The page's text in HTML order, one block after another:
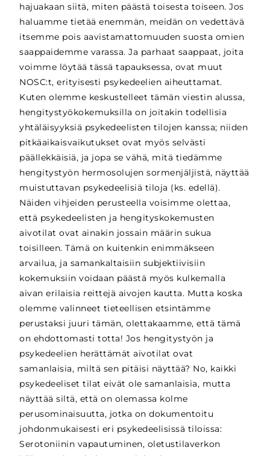
hajuakaan siitä, miten päästä toisesta toiseen. Jos
haluamme tietää enemmän, meidän on vedettävä
itsemme pois aavistamattomuuden suosta omien
saappaidemme varassa. Ja parhaat saappaat, joita
voimme löytää tässä tapauksessa, ovat muut
NOSC:t, erityisesti psykedeelien aiheuttamat.
Kuten olemme keskustelleet tämän viestin alussa,
hengitystyökokemuksilla on joitakin todellisia
yhtäläisyyksiä psykedeelisten tilojen kanssa; niiden
pitkäaikaisvaikutukset ovat myös selvästi
päällekkäisiä, ja jopa se vähä, mitä tiedämme
hengitystyön hermosolujen sormenjäljistä, näyttää
muistuttavan psykedeelisiä tiloja (ks. edellä).
Näiden vihjeiden perusteella voisimme olettaa,
että psykedeelisten ja hengityskokemusten
aivotilat ovat ainakin jossain määrin sukua
toisilleen. Tämä on kuitenkin enimmäkseen
arvailua, ja samankaltaisiin subjektiivisiin
kokemuksiin voidaan päästä myös kulkemalla
aivan erilaisia reittejä aivojen kautta. Mutta koska
olemme valinneet tieteellisen etsintämme
perustaksi juuri tämän, olettakaamme, että tämä
on ehdottomasti totta! Jos hengitystyön ja
psykedeelien herättämät aivotilat ovat
samanlaisia, miltä sen pitäisi näyttää? No, kaikki
psykedeeliset tilat eivät ole samanlaisia, mutta
näyttää siltä, että on olemassa kolme
perusominaisuutta, jotka on dokumentoitu
johdonmukaisesti eri psykedeelisissä tiloissa:
Serotoniinin vapautuminen, oletustilaverkon